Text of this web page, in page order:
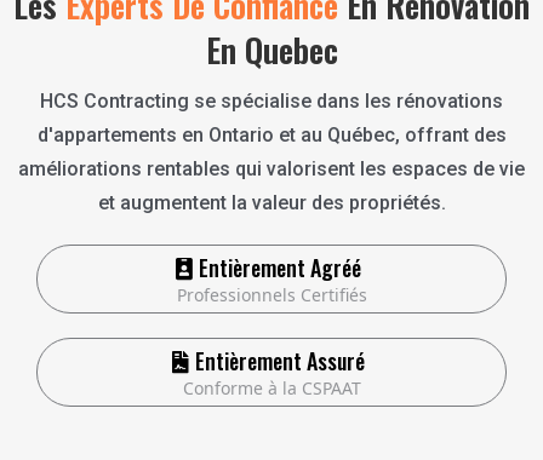
En Quebec
HCS Contracting se spécialise dans les rénovations
d'appartements en Ontario et au Québec, offrant des
améliorations rentables qui valorisent les espaces de vie
et augmentent la valeur des propriétés.
Entièrement Agréé
Professionnels Certifiés
Entièrement Assuré
Conforme à la CSPAAT